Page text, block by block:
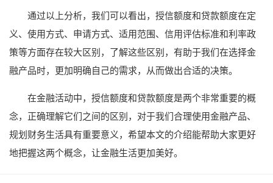
通过以上分析，我们可以看出，授信额度和贷款额度在定
义、使用方式、申请方式、适用范围、信用评估标准和利率政
策等方面存在较大区别，了解这些区别，有助于我们在选择金
融产品时，更加明确自己的需求，从而做出合适的决策。
在金融活动中，授信额度和贷款额度是两个非常重要的概
念，正确理解它们之间的区别，对于我们合理使用金融产品、
规划财务生活具有重要意义，希望本文的介绍能帮助大家更好
地把握这两个概念，让金融生活更加美好。